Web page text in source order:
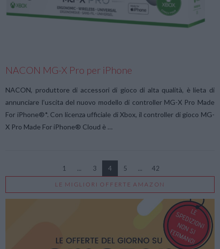
VIEW POST
NACON MG-X Pro per iPhone
NACON, produttore di accessori di gioco di alta qualità, è lieta di
annunciare l’uscita del nuovo modello di controller MG-X Pro Made
For iPhone®*. Con licenza ufficiale di Xbox, il controller di gioco MG-
X Pro Made For iPhone® Cloud è …
1 ... 3 4 5 ... 42
LE MIGLIORI OFFERTE AMAZON